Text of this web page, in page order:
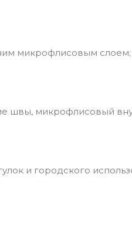
микрофлисовым слоем;
швы, микрофлисовый
и городского